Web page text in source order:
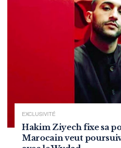
EXCLUSIVITÉ
Hakim Ziyech fixe sa
Marocain veut